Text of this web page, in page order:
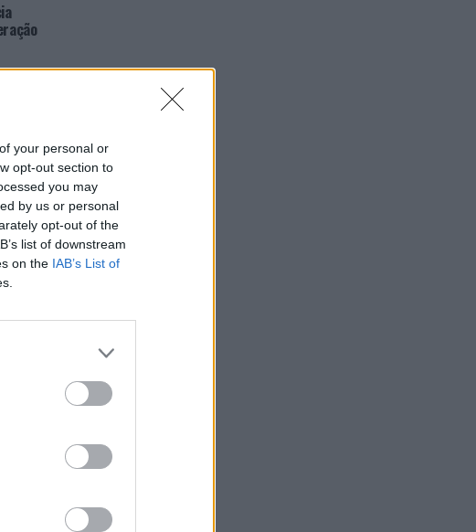
your personal or
opt-out section to
you may
by us or personal
opt-out of the
list of downstream
on the IAB’s List of